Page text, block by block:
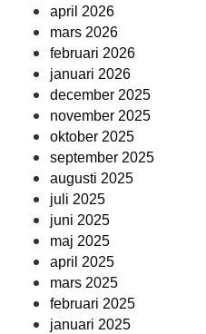
april 2026
mars 2026
februari 2026
januari 2026
december 2025
november 2025
oktober 2025
september 2025
augusti 2025
juli 2025
juni 2025
maj 2025
april 2025
mars 2025
februari 2025
januari 2025